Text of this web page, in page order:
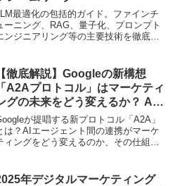
最適化の包括的ガイド。ファインチ
ーニング、RAG、量子化、プロンプト
ンジニアリング等の主要技術を徹底比
選択するためのフレームワークを提示し
ます
【徹底解説】Googleの新構想
「A2Aプロトコル」はマーケティ
グの未来をどう変えるか？ AI
ージェントの自律連携がもたら
革命
が提唱する新プロトコル「A2A」
は？AIエージェント間の連携がマーケ
ィングをどう変えるのか、その仕組み
年デジタルマーケティング